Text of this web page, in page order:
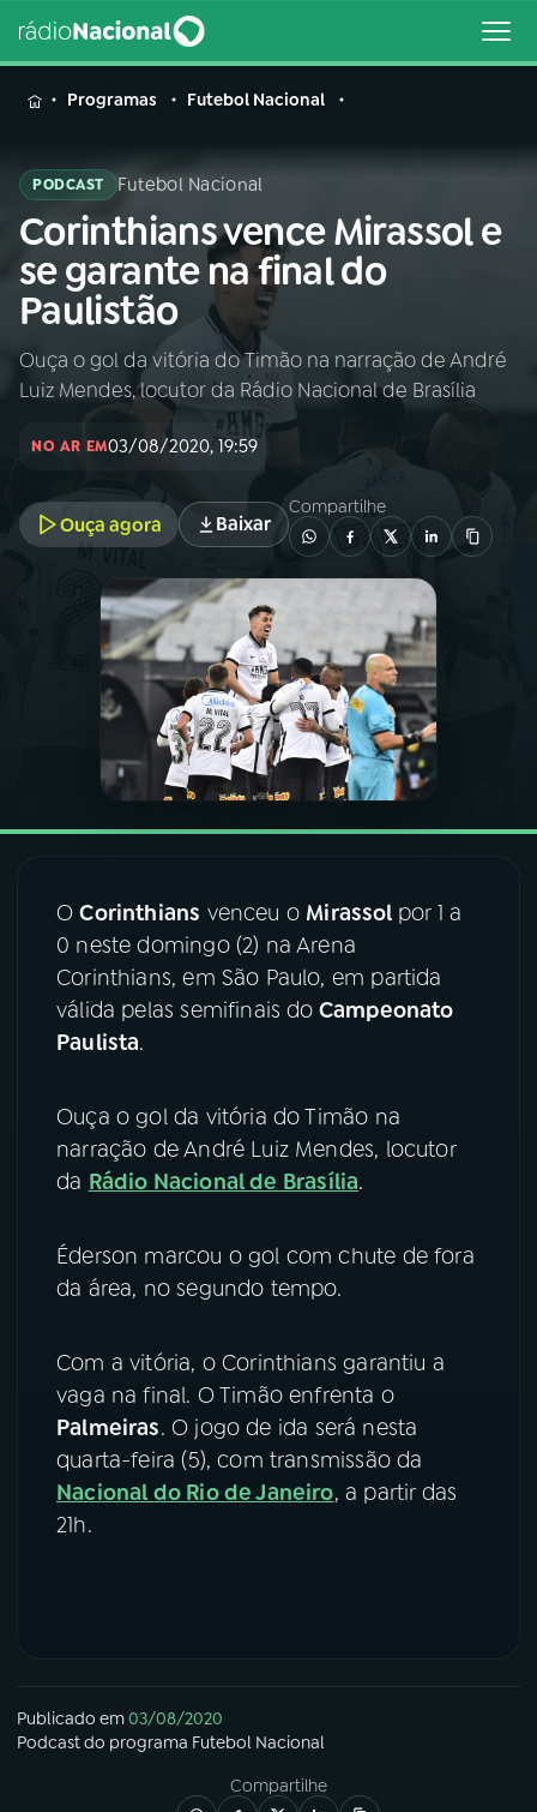
MENU
Buscar
na
Rádio
Nacional
Buscar
AO VIVO
INÍCIO
A RÁDIO
PROGRAMAÇÃO
PROGRAMAS
PODCASTS
06VIDEOCASTS
07ÚLTIMAS
08 FESTIVAL DE MÚSICA
YouTube Facebook
Instagram X
Programas Futebol Nacional
PODCAST Futebol Nacional
Corinthians vence Mirassol e
se garante na final do
Paulistão
Ouça o gol da vitória do Timão na narração de André
Luiz Mendes, locutor da Rádio Nacional de Brasília
NO AR EM03/08/2020, 19:59
Ouça agora Baixar
Compartilhe
OCorinthians venceu o Mirassol por 1 a
0 neste domingo (2) na Arena
Corinthians, em São Paulo, em partida
válida pelas semifinais do Campeonato
Paulista.
Ouça o gol da vitória do Timão na
narração de André Luiz Mendes, locutor
da Rádio Nacional de Brasília.
Éderson marcou o gol com chute de fora
da área, no segundo tempo.
Com a vitória, o Corinthians garantiu a
vaga na final. O Timão enfrenta o
Palmeiras. O jogo de ida será nesta
quarta-feira (5), com transmissão da
Nacional do Rio de Janeiro, a partir das
21h.
Publicado em03/08/2020
Podcastdo programa Futebol Nacional
Compartilhe